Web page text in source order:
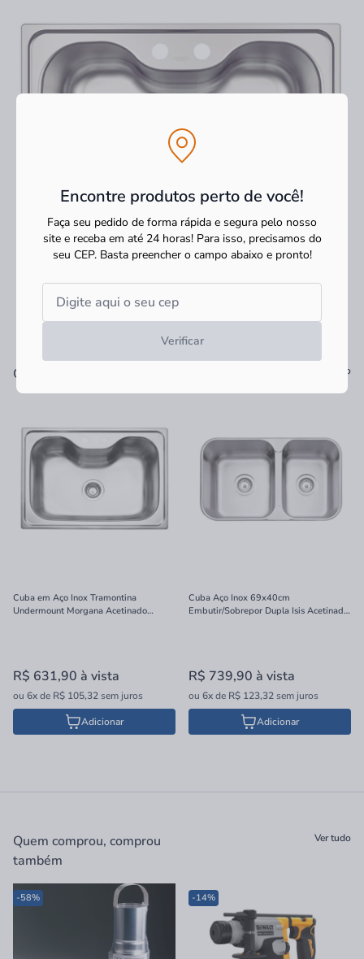
Encontre produtos perto de você!
Faça seu pedido de forma rápida e segura pelo nosso
site e receba em até 24 horas! Para isso, precisamos do
seu CEP. Basta preencher o campo abaixo e pronto!
Verificar
Os mais vendidos Ver tudo
Cuba em Aço Inox Tramontina
Undermount Morgana Acetinado
R$ 631,90 à vista
ou 6xde R$ 105,32sem juros
Adicionar
Cuba Aço Inox 69x40cm
Embutir/Sobrepor Dupla Isis Acetinado
R$ 739,90 à vista
ou 6xde R$ 123,32sem juros
Adicionar
Quem comprou, comprou
também
Ver tudo
-58% -14%